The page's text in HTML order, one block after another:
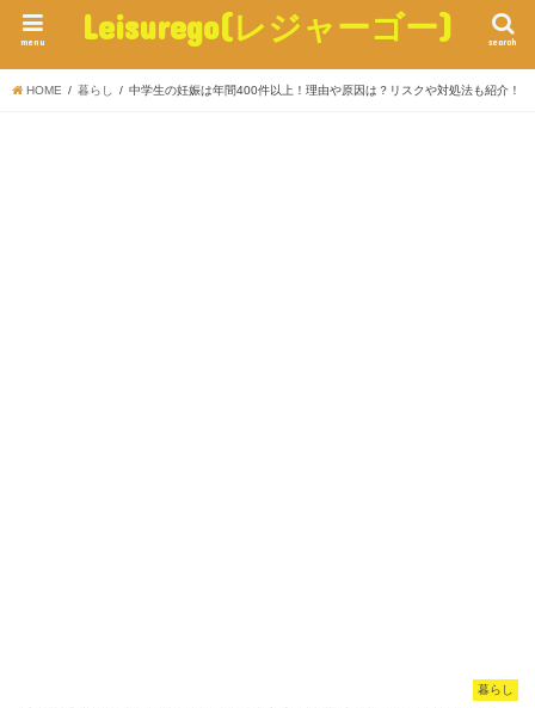
Leisurego(レジャーゴー) search
menu
HOME 暮らし 中学生の妊娠は年間400件以上！理由や原因は？リスクや対処法も紹介！
暮らし